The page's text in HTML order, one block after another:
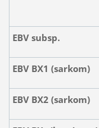
EBV subsp.
EBV BX1 (sarkom)
EBV BX2 (sarkom)